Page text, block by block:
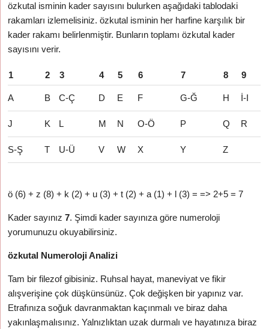
özkutal isminin kader sayısını bulurken aşağıdaki tablodaki
rakamları izlemelisiniz. özkutal isminin her harfine karşılık bir
kader rakamı belirlenmiştir. Bunların toplamı özkutal kader
sayısını verir.
1 2 3 4 5 6 7 8 9
A B C-Ç D E F G-Ğ H İ-I
J K L M N O-Ö P Q R
S-Ş T U-Ü V W X Y Z
ö (6) + z (8) + k (2) + u (3) + t (2) + a (1) + l (3) = => 2+5 = 7
Kader sayınız7. Şimdi kader sayınıza göre numeroloji
yorumunuzu okuyabilirsiniz.
özkutal Numeroloji Analizi
Tam bir filezof gibisiniz. Ruhsal hayat, maneviyat ve fikir
alışverişine çok düşkünsünüz. Çok değişken bir yapınız var.
Etrafınıza soğuk davranmaktan kaçınmalı ve biraz daha
yakınlaşmalısınız. Yalnızlıktan uzak durmalı ve hayatınıza biraz